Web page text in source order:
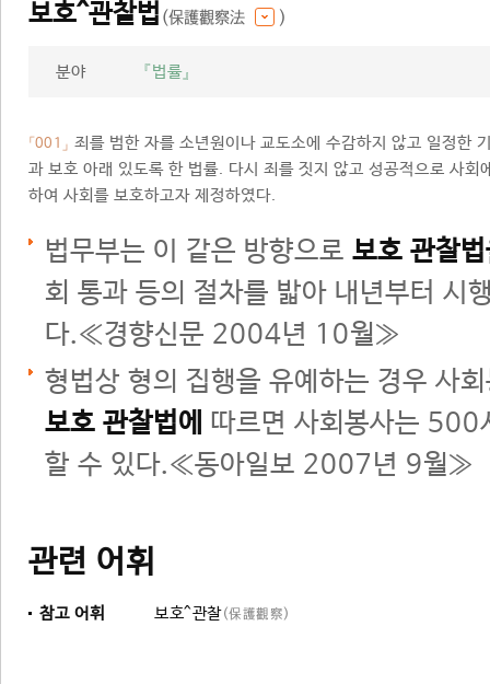
보호^관찰법 (保護觀察法 )
분야 『법률』
「001」 죄를 범한 자를 소년원이나 교도소에 수감하지 않고 일정한
과 보호 아래 있도록 한 법률. 다시 죄를 짓지 않고 성공적으로 사
하여 사회를 보호하고자 제정하였다.
법무부는 이 같은 방향으로 보호 관찰
회 통과 등의 절차를 밟아 내년부터 시
다.≪경향신문 2004년 10월≫
형법상 형의 집행을 유예하는 경우 사
보호 관찰법에 따르면 사회봉사는 500
할 수 있다.≪동아일보 2007년 9월≫
관련 어휘
참고 어휘 보호^관찰(保護觀察)